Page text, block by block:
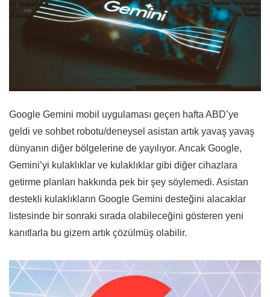
Google Gemini mobil uygulaması geçen hafta ABD’ye
geldi ve sohbet robotu/deneysel asistan artık yavaş yavaş
dünyanın diğer bölgelerine de yayılıyor. Ancak Google,
Gemini’yi kulaklıklar ve kulaklıklar gibi diğer cihazlara
getirme planları hakkında pek bir şey söylemedi. Asistan
destekli kulaklıkların Google Gemini desteğini alacaklar
listesinde bir sonraki sırada olabileceğini gösteren yeni
kanıtlarla bu gizem artık çözülmüş olabilir.